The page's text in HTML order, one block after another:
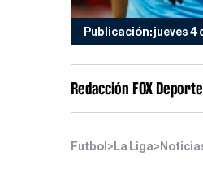
Publicación: jueves 4
Redacción FOX
Futbol > La Liga>